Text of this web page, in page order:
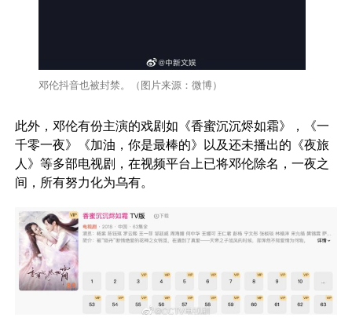
邓伦抖音也被封禁。（图片来源：微博）
此外，邓伦有份主演的戏剧如《香蜜沉沉烬如霜》，《一
千零一夜》《加油，你是最棒的》以及还未播出的《夜旅
人》等多部电视剧，在视频平台上已将邓伦除名，一夜之
间，所有努力化为乌有。